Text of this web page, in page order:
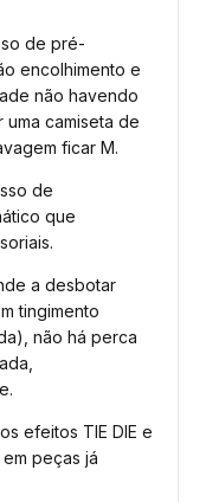
de pré-
encolhimento e
não havendo
camiseta de
ficar M.
de
que
a desbotar
tingimento
não há perca
efeitos TIE DIE e
peças já